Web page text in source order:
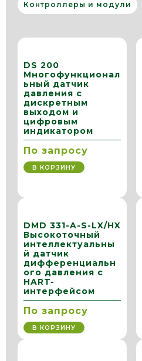
Контроллеры и модули
DS 200
Многофункционал
ьный датчик
давления с
дискретным
выходом и
цифровым
индикатором
По запросу
В КОРЗИНУ
DMD 331-A-S-LX/HX
Высокоточный
интеллектуальны
й датчик
дифференциальн
ого давления с
HART-
интерфейсом
По запросу
В КОРЗИНУ